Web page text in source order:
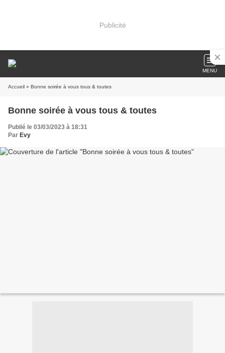
Publicité
MENU
Accueil » Bonne soirée à vous tous & toutes
Bonne soirée à vous tous & toutes
Publié le 03/03/2023 à 18:31
Par Evy